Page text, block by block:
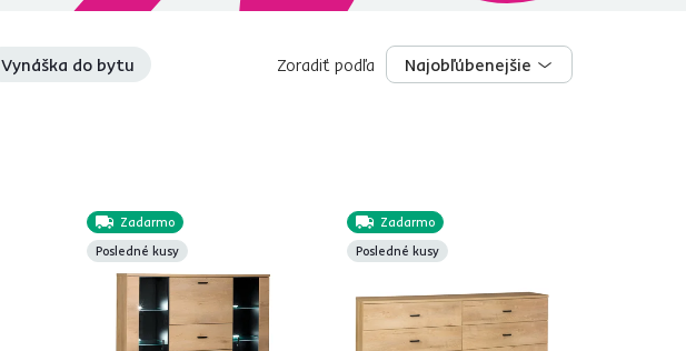
Vynáška do bytu
Najobľúbenejšie
Zoradiť podľa Najobľúbenejšie
Zadarmo
Posledné kusy
Zadarmo
Posledné kusy